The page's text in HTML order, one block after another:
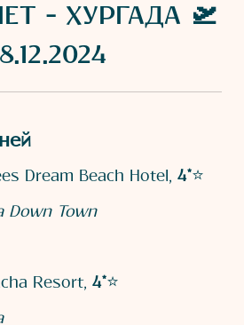
- ХУРГАДА 🛫
Dream Beach Hotel, 4*⭐
Down Town
Resort, 4*⭐